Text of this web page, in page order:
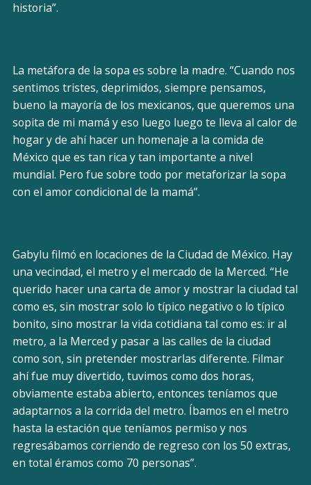
historia”.
La metáfora de la sopa es sobre la madre. “Cuando nos
sentimos tristes, deprimidos, siempre pensamos,
bueno la mayoría de los mexicanos, que queremos una
sopita de mi mamá y eso luego luego te lleva al calor de
hogar y de ahí hacer un homenaje a la comida de
México que es tan rica y tan importante a nivel
mundial. Pero fue sobre todo por metaforizar la sopa
con el amor condicional de la mamá”.
Gabylu filmó en locaciones de la Ciudad de México. Hay
una vecindad, el metro y el mercado de la Merced. “He
querido hacer una carta de amor y mostrar la ciudad tal
como es, sin mostrar solo lo típico negativo o lo típico
bonito, sino mostrar la vida cotidiana tal como es: ir al
metro, a la Merced y pasar a las calles de la ciudad
como son, sin pretender mostrarlas diferente. Filmar
ahí fue muy divertido, tuvimos como dos horas,
obviamente estaba abierto, entonces teníamos que
adaptarnos a la corrida del metro. Íbamos en el metro
hasta la estación que teníamos permiso y nos
regresábamos corriendo de regreso con los 50 extras,
en total éramos como 70 personas”.